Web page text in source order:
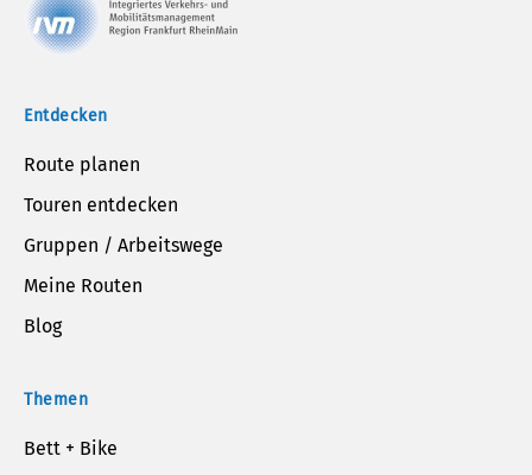
Entdecken
Route planen
Touren entdecken
Gruppen / Arbeitswege
Meine Routen
Blog
Themen
Bett + Bike